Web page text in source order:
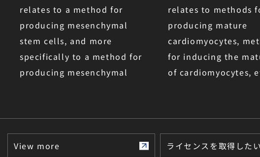
relates to a method for
producing mesenchymal
stem cells, and more
specifically to a method for
producing mesenchymal
basal medium and an
adrenocortical hormone.
relates to methods
producing mature
cardiomyocytes,
for inducing the
of cardiomyocytes,
View more ライセンスを取得した